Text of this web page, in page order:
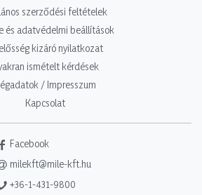
szerződési feltételek
és adatvédelmi beállítások
kizáró nyilatkozat
ismételt kérdések
/ Impresszum
Kapcsolat
Facebook
milekft@mile-kft.hu
+36-1-431-9800